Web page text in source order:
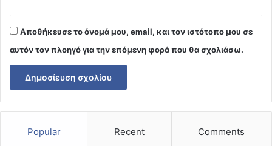
Αποθήκευσε το όνομά μου, email, και τον ιστότοπο μου σε
αυτόν τον πλοηγό για την επόμενη φορά που θα σχολιάσω.
Popular Recent Comments